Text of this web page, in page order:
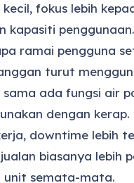
fokus lebih
kapasiti
ramai pengguna
turut
sama ada fungsi air
dengan kerap.
downtime lebih
biasanya lebih
unit semata-mata.